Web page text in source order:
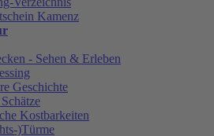
Kamenz
- Sehen & Erleben
Geschichte
Kostbarkeiten
)Türme